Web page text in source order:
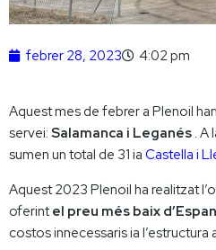
febrer 28, 2023 4:02 pm
Aquest mes de febrer a Plenoil
servei: Salamanca i Leganés . A
sumen un total de 31 ia Castella i
Aquest 2023 Plenoil ha realitzat
oferintel preu més baix
costos innecessaris ia